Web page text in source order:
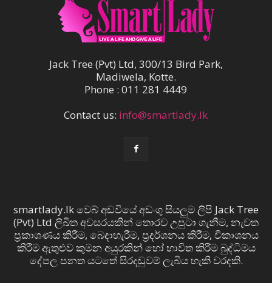
Jack Tree (Pvt) Ltd, 300/13 Bird Park,
Madiwela, Kotte.
Phone : 011 281 4449
Contact us: info@smartlady.lk
smartlady.lk වෙබ් අඩවියේ අඩංගු සියලුම ලිපි Jack Tree
(Pvt) Ltd ලිඛිත අවසරයකින් තොරව උපුටා ගැනීම, නැවත
ප්‍රකාශණය කිරීම, බෙදාහැරීම, ප්‍රදර්ශනය කිරීම, විකාශනය
කිරීම ඇතුළුව කුමන අයුරකින් හෝ භාවිත කිරීම බුද්ධිමය
දේපල පනත යටතේ සිරදඬුවම් ලැබිය හැකි වරදකි.